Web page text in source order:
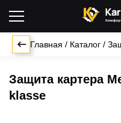
Главная / Каталог /
Защита картера
klasse